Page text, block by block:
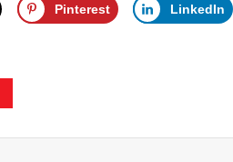
Pinterest LinkedIn